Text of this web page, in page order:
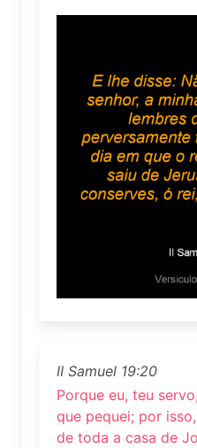
II Samuel 19:20
Porque eu, teu
que pequei; por
de toda a casa de